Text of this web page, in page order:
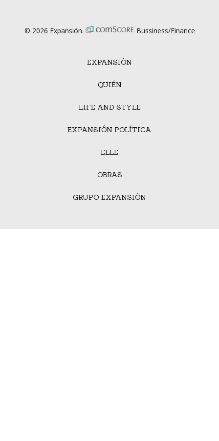
EXPANSIÓN
QUIÉN
LIFE AND STYLE
EXPANSIÓN POLÍTICA
ELLE
OBRAS
GRUPO EXPANSIÓN
© 2026 Expansión. Bussiness/Finance